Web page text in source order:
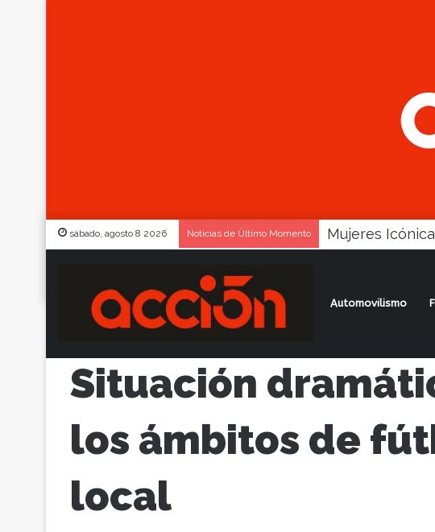
sábado, agosto 8 2026 Noticias de Último Momento
Automovilismo
Inicio/ Actualidad /Situación dramática padecen
Situación
los ámbitos de
local